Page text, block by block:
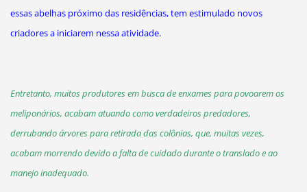
essas abelhas próximo das residências, tem estimulado novos
criadores a iniciarem nessa atividade.
Entretanto, muitos produtores em busca de enxames para povoarem os
meliponários, acabam atuando como verdadeiros predadores,
derrubando árvores para retirada das colônias, que, muitas vezes,
acabam morrendo devido a falta de cuidado durante o translado e ao
manejo inadequado.